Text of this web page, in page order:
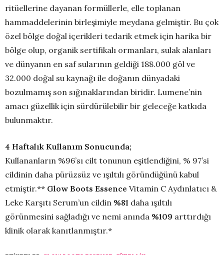
ritüellerine dayanan formüllerle, elle toplanan
hammaddelerinin birleşimiyle meydana gelmiştir. Bu çok
özel bölge doğal içerikleri tedarik etmek için harika bir
bölge olup, organik sertifikalı ormanları, sulak alanları
ve dünyanın en saf sularının geldiği 188.000 göl ve
32.000 doğal su kaynağı ile doğanın dünyadaki
bozulmamış son sığınaklarından biridir. Lumene’nin
amacı güzellik için sürdürülebilir bir geleceğe katkıda
bulunmaktır.
4 Haftalık Kullanım Sonucunda;
Kullananların %96’sı cilt tonunun eşitlendiğini, % 97’si
cildinin daha pürüzsüz ve ışıltılı göründüğünü kabul
etmiştir.** Glow Boots Essence Vitamin C Aydınlatıcı &
Leke Karşıtı Serum’un cildin %81 daha ışıltılı
görünmesini sağladığı ve nemi anında %109 arttırdığı
klinik olarak kanıtlanmıştır.*